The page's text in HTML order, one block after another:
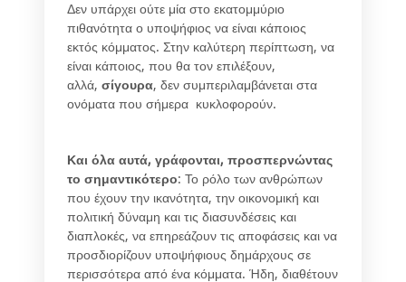
Δεν υπάρχει ούτε μία στο εκατομμύριο
πιθανότητα ο υποψήφιος να είναι κάποιος
εκτός κόμματος. Στην καλύτερη περίπτωση, να
είναι κάποιος, που θα τον επιλέξουν,
αλλά, σίγουρα, δεν συμπεριλαμβάνεται στα
ονόματα που σήμερα κυκλοφορούν.
Και όλα αυτά, γράφονται, προσπερνώντας
το σημαντικότερο: Το ρόλο των ανθρώπων
που έχουν την ικανότητα, την οικονομική και
πολιτική δύναμη και τις διασυνδέσεις και
διαπλοκές, να επηρεάζουν τις αποφάσεις και να
προσδιορίζουν υποψήφιους δημάρχους σε
περισσότερα από ένα κόμματα. Ήδη, διαθέτουν